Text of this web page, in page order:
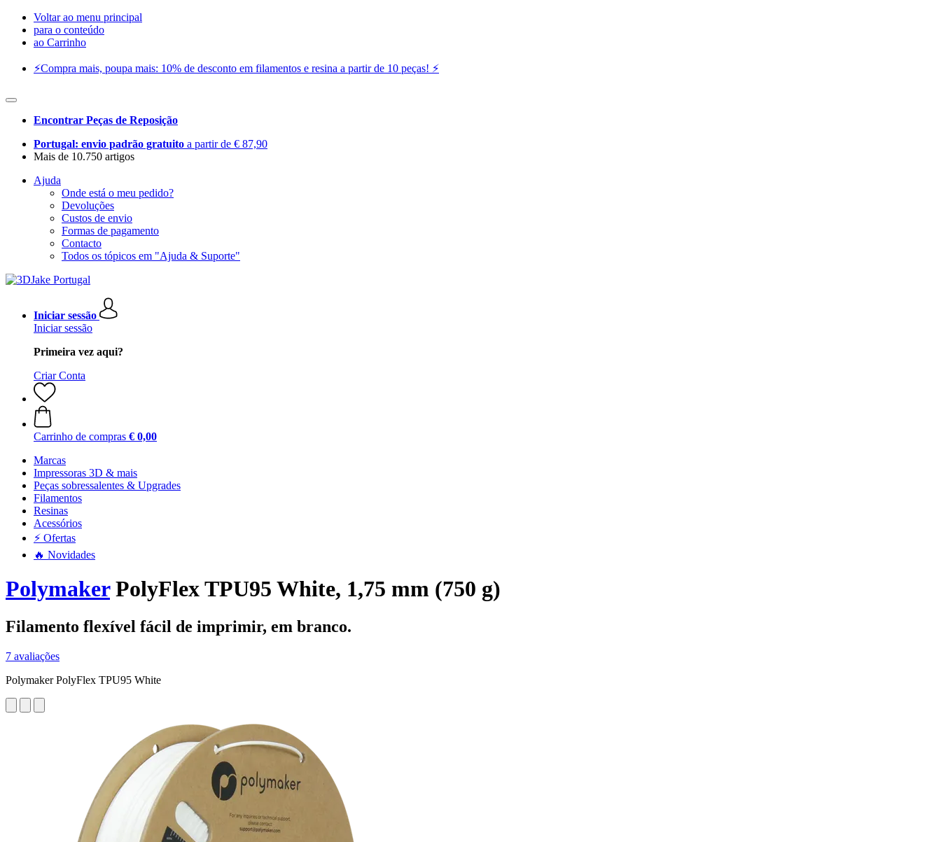
Voltar ao menu principal
para o conteúdo
ao Carrinho
⚡️Compra mais, poupa mais: 10% de desconto em filamentos e resina a partir de 10 peças! ⚡️
Encontrar Peças de Reposição
Portugal: envio padrão gratuito a partir de € 87,90
Mais de 10.750 artigos
Ajuda
Onde está o meu pedido?
Devoluções
Custos de envio
Formas de pagamento
Contacto
Todos os tópicos em "Ajuda & Suporte"
Iniciar sessão
Iniciar sessão
Primeira vez aqui?
Criar Conta
Carrinho de compras € 0,00
Marcas
Impressoras 3D & mais
Peças sobressalentes & Upgrades
Filamentos
Resinas
Acessórios
⚡ Ofertas
🔥 Novidades
PolymakerPolyFlex TPU95 White, 1,75 mm (750 g)
Filamento flexível fácil de imprimir, em branco.
7 avaliações
Polymaker PolyFlex TPU95 White